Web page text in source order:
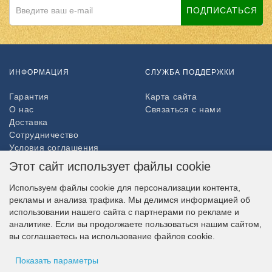
ПОДПИСАТЬСЯ
ИНФОРМАЦИЯ
Гарантия
О нас
Доставка
Сотрудничество
Условия соглашения
Возврат товара
СЛУЖБА ПОДДЕРЖКИ
Карта сайта
Связаться с нами
Партнёры
НАШ МАГАЗИН В СОЦСЕТЯХ
Этот сайт использует файлы cookie
Используем файлы cookie для персонализации контента,
рекламы и анализа трафика. Мы делимся информацией об
использовании нашего сайта с партнерами по рекламе и
аналитике. Если вы продолжаете пользоваться нашим сайтом,
вы соглашаетесь на использование файлов cookie.
Показать параметры